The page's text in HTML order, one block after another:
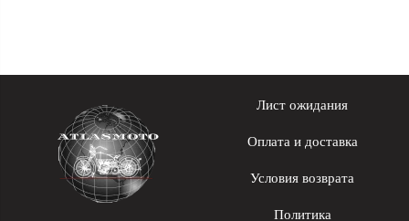
Лист ожидания
Оплата и доставка
Условия возврата
Политика